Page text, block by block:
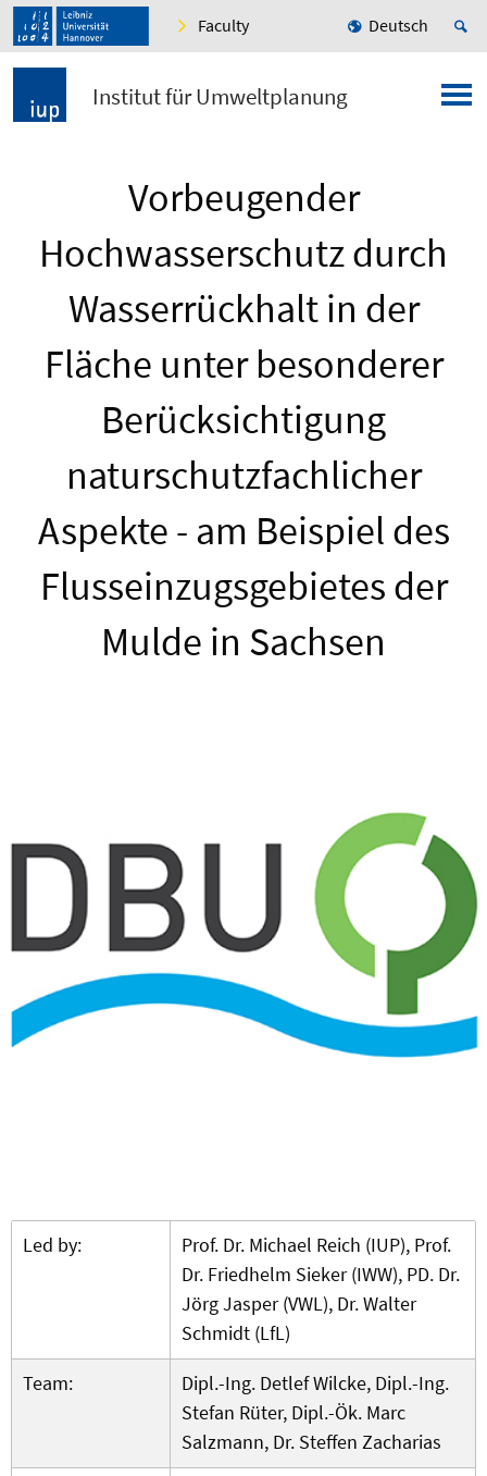
Faculty Deutsch
Institut für Umweltplanung
Vorbeugender
Hochwasserschutz durch
Wasserrückhalt in der
Fläche unter besonderer
Berücksichtigung
naturschutzfachlicher
Aspekte - am Beispiel des
Flusseinzugsgebietes der
Mulde in Sachsen
Led by:
Prof. Dr. Michael Reich (IUP), Prof.
Dr. Friedhelm Sieker (IWW), PD. Dr.
Jörg Jasper (VWL), Dr. Walter
Schmidt (LfL)
Team:
Dipl.-Ing. Detlef Wilcke, Dipl.-Ing.
Stefan Rüter, Dipl.-Ök. Marc
Salzmann, Dr. Steffen Zacharias